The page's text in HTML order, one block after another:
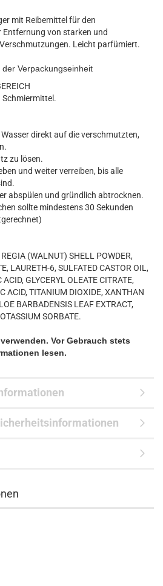
mit Reibemittel für den
von starken und
Leicht parfümiert.
Verpackungseinheit
Schmiermittel.
direkt auf die verschmutzten,
zu lösen.
und weiter verreiben, bis alle
abspülen und gründlich abtrocknen.
sollte mindestens 30 Sekunden
(WALNUT) SHELL POWDER,
LAURETH-6, SULFATED CASTOR OIL,
GLYCERYL OLEATE CITRATE,
ACID, TITANIUM DIOXIDE, XANTHAN
BARBADENSIS LEAF EXTRACT,
SORBATE.
Vor Gebrauch stets
lesen.